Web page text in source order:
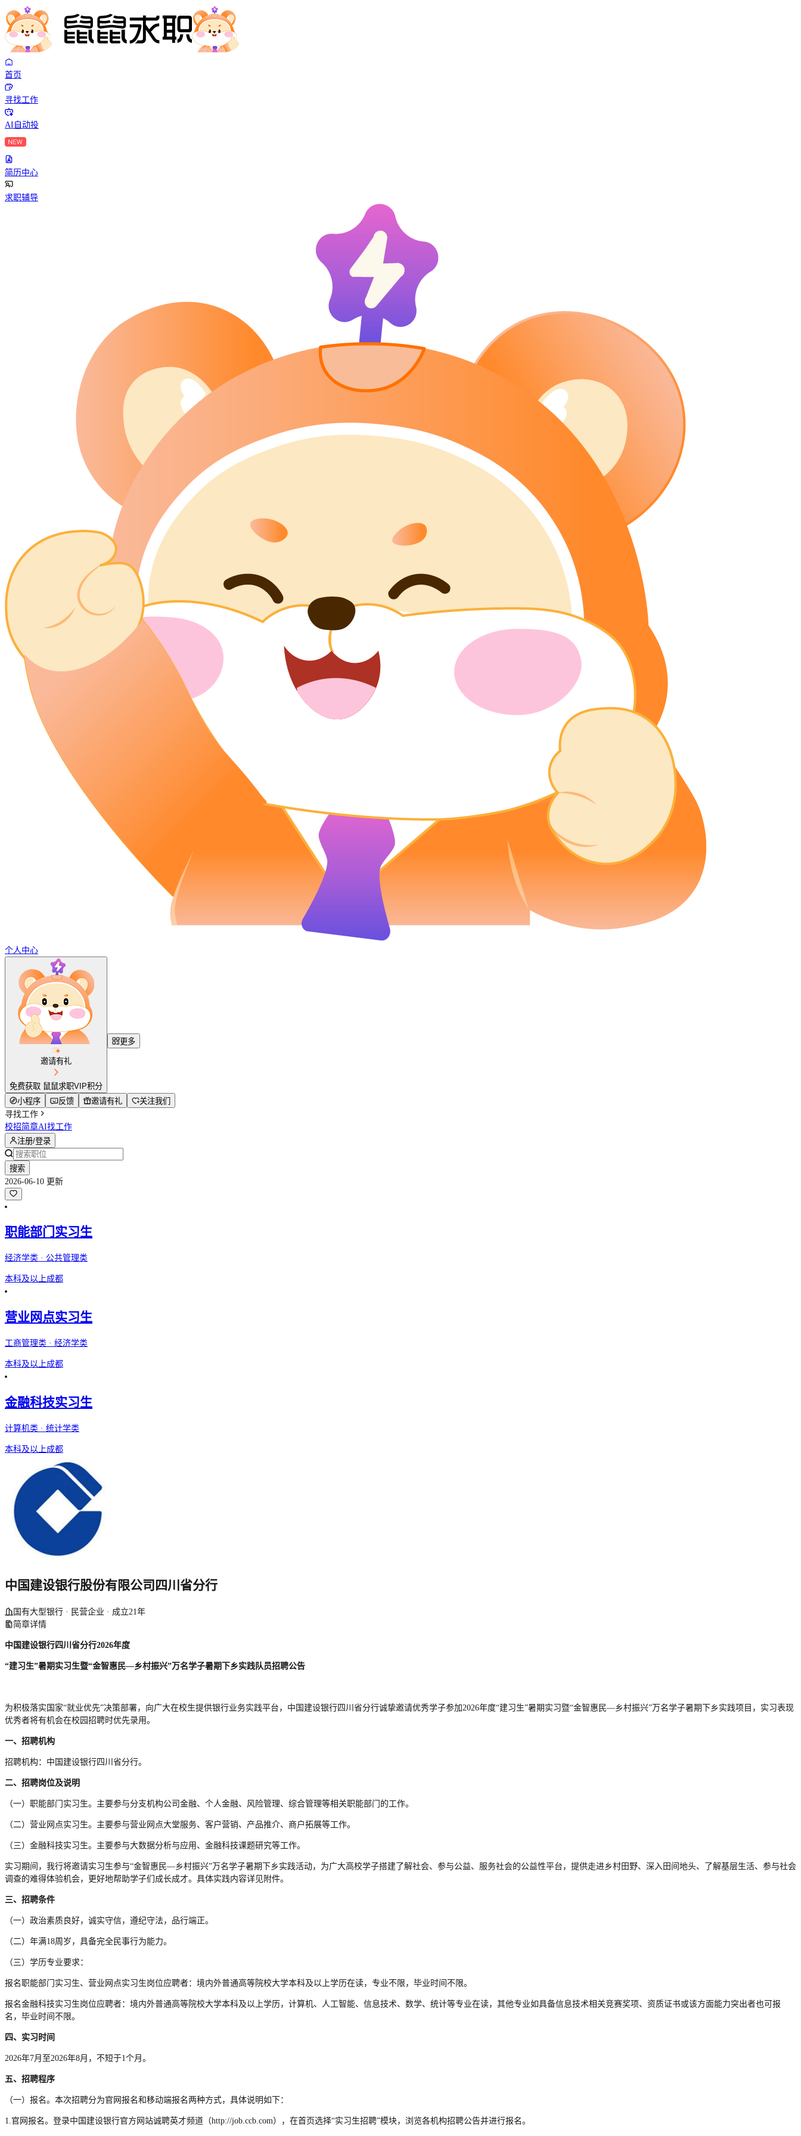
首页
寻找工作
AI自动投
简历中心
求职辅导
个人中心
邀请有礼
免费获取 鼠鼠求职VIP积分
更多
小程序 反馈 邀请有礼
关注我们
寻找工作
校招简章AI找工作
注册/登录
搜索
2026-06-10 更新
职能部门实习生
经济学类 · 公共管理类
本科及以上成都
营业网点实习生
工商管理类 · 经济学类
本科及以上成都
金融科技实习生
计算机类 · 统计学类
本科及以上成都
中国建设银行股份有限公司四川省分行
国有大型银行 · 民营企业 · 成立21年
简章详情
中国建设银行四川省分行2026年度
“建习生”暑期实习生暨“金智惠民—乡村振兴”万名学子暑期下乡实践队员招聘公告
为积极落实国家“就业优先”决策部署，向广大在校生提供银行业务实践平台，中国建设银行四川省分行诚挚邀请优秀学子参加2026年度“建习生”暑期实习暨“金智惠民—乡村振兴”万名学子暑期下乡实践项目，实习表现
优秀者将有机会在校园招聘时优先录用。
一、招聘机构
招聘机构：中国建设银行四川省分行。
二、招聘岗位及说明
（一）职能部门实习生。主要参与分支机构公司金融、个人金融、风险管理、综合管理等相关职能部门的工作。
（二）营业网点实习生。主要参与营业网点大堂服务、客户营销、产品推介、商户拓展等工作。
（三）金融科技实习生。主要参与大数据分析与应用、金融科技课题研究等工作。
实习期间，我行将邀请实习生参与“金智惠民—乡村振兴”万名学子暑期下乡实践活动，为广大高校学子搭建了解社会、参与公益、服务社会的公益性平台，提供走进乡村田野、深入田间地头、了解基层生活、参与社会
调查的难得体验机会，更好地帮助学子们成长成才。具体实践内容详见附件。
三、招聘条件
（一）政治素质良好，诚实守信，遵纪守法，品行端正。
（二）年满18周岁，具备完全民事行为能力。
（三）学历专业要求：
报名职能部门实习生、营业网点实习生岗位应聘者：境内外普通高等院校大学本科及以上学历在读，专业不限，毕业时间不限。
报名金融科技实习生岗位应聘者：境内外普通高等院校大学本科及以上学历，计算机、人工智能、信息技术、数学、统计等专业在读，其他专业如具备信息技术相关竞赛奖项、资质证书或该方面能力突出者也可报
名，毕业时间不限。
四、实习时间
2026年7月至2026年8月，不短于1个月。
五、招聘程序
（一）报名。本次招聘分为官网报名和移动端报名两种方式，具体说明如下：
1.官网报名。登录中国建设银行官方网站诚聘英才频道（http://job.ccb.com），在首页选择“实习生招聘”模块，浏览各机构招聘公告并进行报名。